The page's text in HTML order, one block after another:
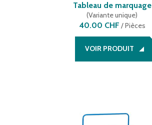
Tableau de marquage
(Variante unique)
40.00 CHF /Pièces
VOIR PRODUIT